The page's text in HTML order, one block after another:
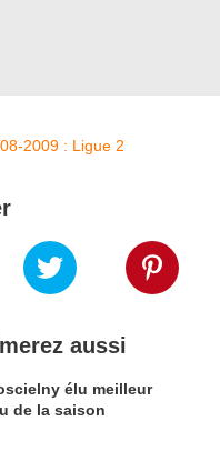
2009 : Ligue 2
aussi
élu meilleur
de la saison